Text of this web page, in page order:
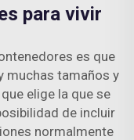
para vivir
es que
muchas tamaños y
elige la que se
de incluir
normalmente